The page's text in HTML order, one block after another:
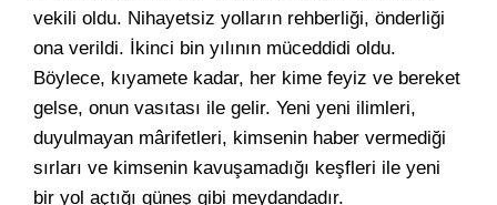
vekili oldu. Nihayetsiz yolların rehberliği, önderliği
ona verildi. İkinci bin yılının müceddidi oldu.
Böylece, kıyamete kadar, her kime feyiz ve bereket
gelse, onun vasıtası ile gelir. Yeni yeni ilimleri,
duyulmayan mârifetleri, kimsenin haber vermediği
sırları ve kimsenin kavuşamadığı keşfleri ile yeni
bir yol açtığı güneş gibi meydandadır.